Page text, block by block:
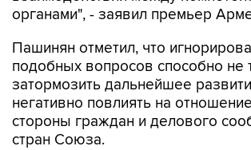
органами", - заявил премьер
Пашинян отметил, что
подобных вопросов способно не
затормозить дальнейшее
негативно повлиять на
стороны граждан и делового
стран Союза.